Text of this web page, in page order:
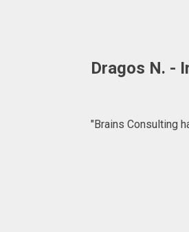
Dragos N. -
"Brains Consulting